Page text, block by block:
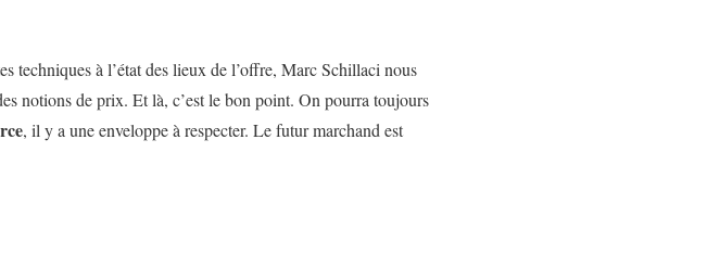
techniques à l’état des lieux de l’offre, Marc Schillaci nous
notions de prix. Et là, c’est le bon point. On pourra toujours
, il y a une enveloppe à respecter. Le futur marchand est